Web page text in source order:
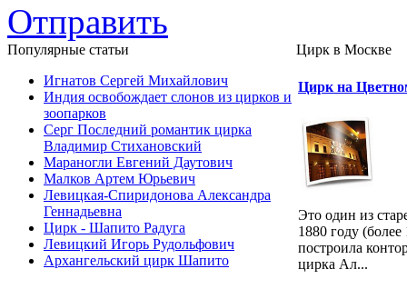
Отправить
Популярные cтатьи
Игнатов Сергей Михайлович
Индия освобождает слонов из цирков и
зоопарков
Серг Последний романтик цирка
Владимир Стихановский
Мараногли Евгений Даутович
Малков Артем Юрьевич
Левицкая-Спиридонова Александра
Геннадьевна
Цирк - Шапито Радуга
Левицкий Игорь Рудольфович
Архангельский цирк Шапито
Цирк в Москве
Цирк на
Это один из
1880 году (более
построила
цирка Ал...